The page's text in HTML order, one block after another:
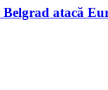
atacă